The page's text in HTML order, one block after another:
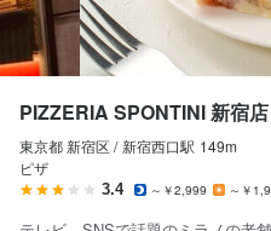
マイページ管理
気になる求人
検索履歴・保存した条件
PIZZERIA SPONTINI 新宿店
東京都 新宿区 / 新宿西口駅 149m
ピザ
3.4 ～￥2,999 ～￥